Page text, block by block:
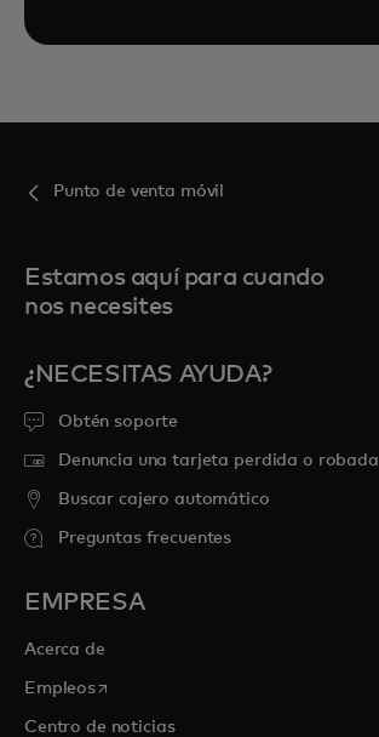
Punto de venta móvil
Estamos aquí para cuando
nos necesites
¿NECESITAS AYUDA?
Obtén soporte
Denuncia una tarjeta perdida o robada
Buscar cajero automático
Preguntas frecuentes
EMPRESA
Acerca de
Empleosse abre en una pestaña nueva
Centro de noticias